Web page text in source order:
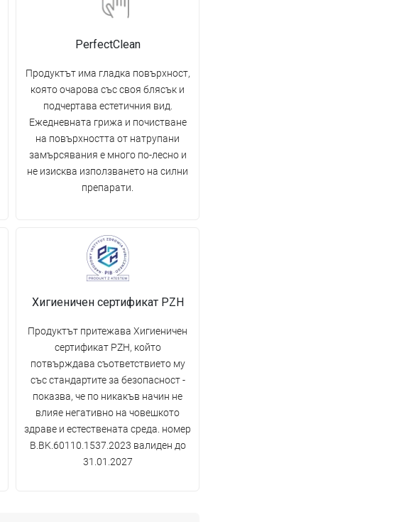
PerfectClean
Продуктът има гладка повърхност,
която очарова със своя блясък и
подчертава естетичния вид.
Ежедневната грижа и почистване
на повърхността от натрупани
замърсявания е много по-лесно и
не изисква използването на силни
препарати.
Хигиеничен сертификат PZH
Продуктът притежава Хигиеничен
сертификат PZH, който
потвърждава съответствието му
със стандартите за безопасност -
показва, че по никакъв начин не
влияе негативно на човешкото
здраве и естествената среда. номер
B.BK.60110.1537.2023 валиден до
31.01.2027